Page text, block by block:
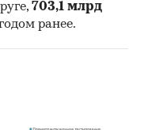
703,1 млрд
ранее.